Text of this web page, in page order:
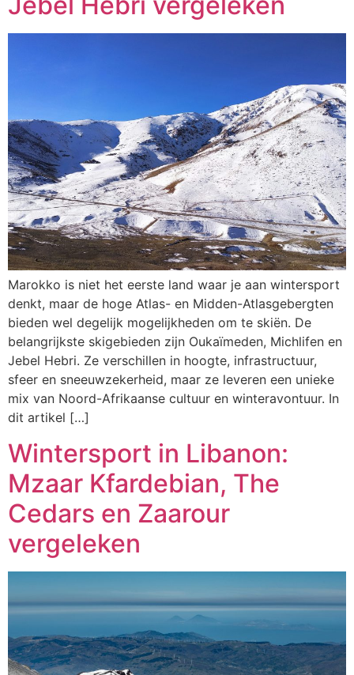
Marokko is niet het eerste land waar je aan wintersport
denkt, maar de hoge Atlas- en Midden-Atlasgebergten
bieden wel degelijk mogelijkheden om te skiën. De
belangrijkste skigebieden zijn Oukaïmeden, Michlifen en
Jebel Hebri. Ze verschillen in hoogte, infrastructuur,
sfeer en sneeuwzekerheid, maar ze leveren een unieke
mix van Noord-Afrikaanse cultuur en winteravontuur. In
dit artikel […]
Wintersport in Libanon:
Mzaar Kfardebian, The
Cedars en Zaarour
vergeleken